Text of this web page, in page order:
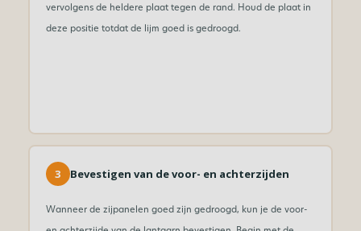
vervolgens de heldere plaat tegen de rand. Houd de plaat in
deze positie totdat de lijm goed is gedroogd.
3 Bevestigen van de voor- en achterzijden
Wanneer de zijpanelen goed zijn gedroogd, kun je de voor-